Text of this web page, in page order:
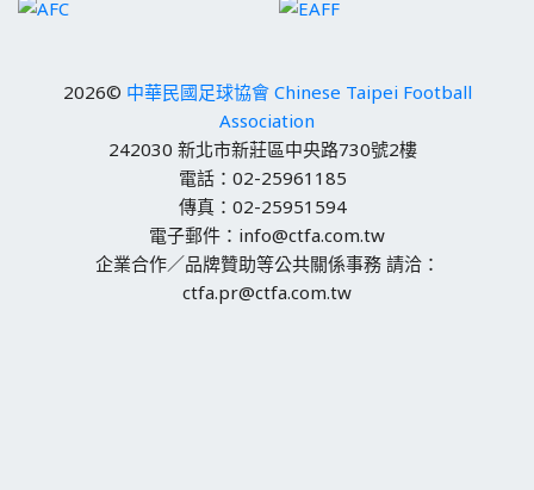
2026© 中華民國足球協會 Chinese Taipei Football
Association
242030 新北市新莊區中央路730號2樓
電話：02-25961185
傳真：02-25951594
電子郵件：info@ctfa.com.tw
企業合作／品牌贊助等公共關係事務 請洽：
ctfa.pr@ctfa.com.tw